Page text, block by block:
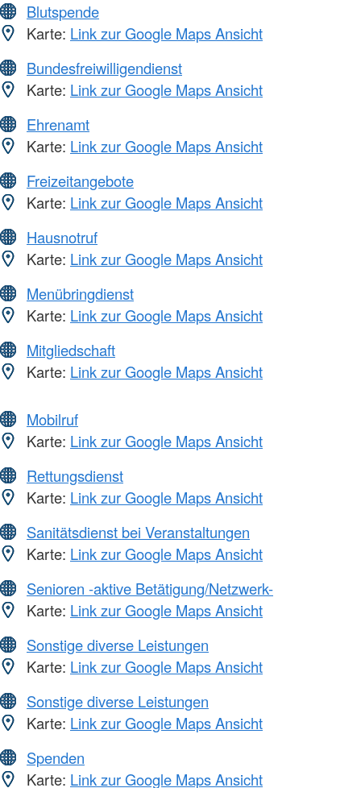
Blutspende
Karte: Link zur Google Maps Ansicht
Bundesfreiwilligendienst
Karte: Link zur Google Maps Ansicht
Ehrenamt
Karte: Link zur Google Maps Ansicht
Freizeitangebote
Karte: Link zur Google Maps Ansicht
Hausnotruf
Karte: Link zur Google Maps Ansicht
Menübringdienst
Karte: Link zur Google Maps Ansicht
Mitgliedschaft
Karte: Link zur Google Maps Ansicht
Mobilruf
Karte: Link zur Google Maps Ansicht
Rettungsdienst
Karte: Link zur Google Maps Ansicht
Sanitätsdienst bei Veranstaltungen
Karte: Link zur Google Maps Ansicht
Senioren -aktive Betätigung/Netzwerk-
Karte: Link zur Google Maps Ansicht
Sonstige diverse Leistungen
Karte: Link zur Google Maps Ansicht
Sonstige diverse Leistungen
Karte: Link zur Google Maps Ansicht
Spenden
Karte: Link zur Google Maps Ansicht